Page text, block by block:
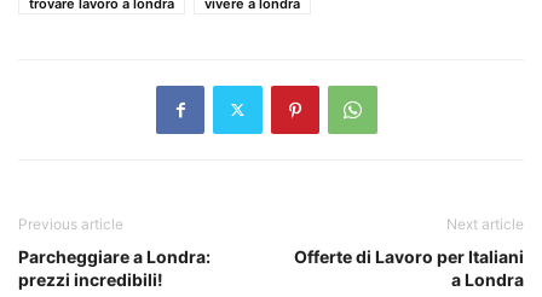
Previous article
Parcheggiare a Londra:
prezzi incredibili!
Next article
Offerte di Lavoro per Italiani
a Londra